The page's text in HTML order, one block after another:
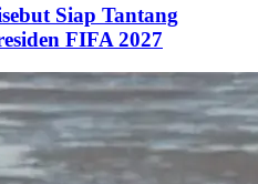
Siap Tantang
FIFA 2027